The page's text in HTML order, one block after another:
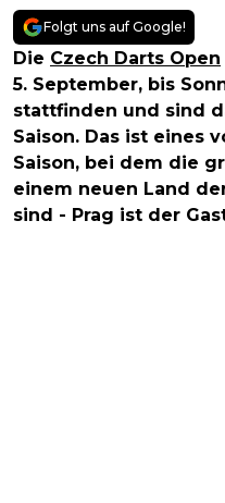
Folgt uns auf Google!
Die Czech Darts Open
5. September, bis
stattfinden und sind
Saison. Das ist eines
Saison, bei dem die
einem neuen Land
sind - Prag ist der